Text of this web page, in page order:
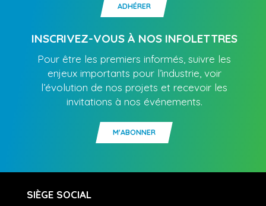
ADHÉRER
INSCRIVEZ-VOUS À NOS INFOLETTRES
Pour être les premiers informés, suivre les
enjeux importants pour l’industrie, voir
l’évolution de nos projets et recevoir les
invitations à nos événements.
M'ABONNER
SIÈGE SOCIAL